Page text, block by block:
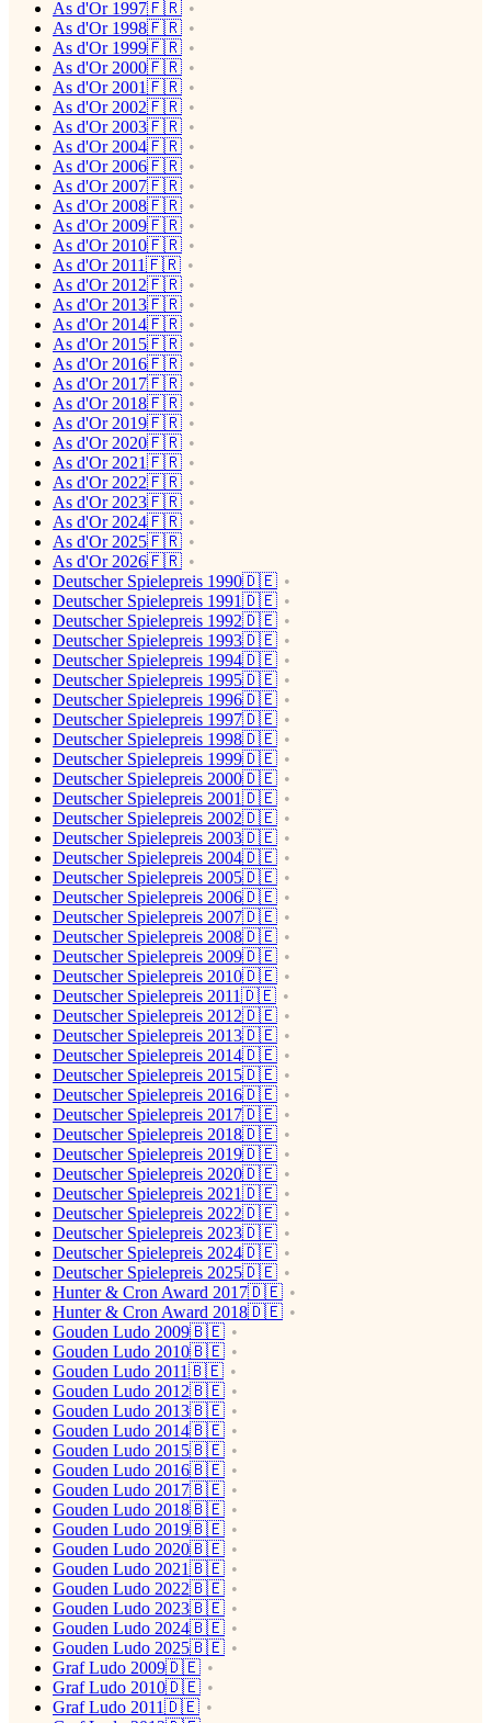
As d'Or 1997🇫🇷
As d'Or 1998🇫🇷
As d'Or 1999🇫🇷
As d'Or 2000🇫🇷
As d'Or 2001🇫🇷
As d'Or 2002🇫🇷
As d'Or 2003🇫🇷
As d'Or 2004🇫🇷
As d'Or 2006🇫🇷
As d'Or 2007🇫🇷
As d'Or 2008🇫🇷
As d'Or 2009🇫🇷
As d'Or 2010🇫🇷
As d'Or 2011🇫🇷
As d'Or 2012🇫🇷
As d'Or 2013🇫🇷
As d'Or 2014🇫🇷
As d'Or 2015🇫🇷
As d'Or 2016🇫🇷
As d'Or 2017🇫🇷
As d'Or 2018🇫🇷
As d'Or 2019🇫🇷
As d'Or 2020🇫🇷
As d'Or 2021🇫🇷
As d'Or 2022🇫🇷
As d'Or 2023🇫🇷
As d'Or 2024🇫🇷
As d'Or 2025🇫🇷
As d'Or 2026🇫🇷
Deutscher Spielepreis 1990🇩🇪
Deutscher Spielepreis 1991🇩🇪
Deutscher Spielepreis 1992🇩🇪
Deutscher Spielepreis 1993🇩🇪
Deutscher Spielepreis 1994🇩🇪
Deutscher Spielepreis 1995🇩🇪
Deutscher Spielepreis 1996🇩🇪
Deutscher Spielepreis 1997🇩🇪
Deutscher Spielepreis 1998🇩🇪
Deutscher Spielepreis 1999🇩🇪
Deutscher Spielepreis 2000🇩🇪
Deutscher Spielepreis 2001🇩🇪
Deutscher Spielepreis 2002🇩🇪
Deutscher Spielepreis 2003🇩🇪
Deutscher Spielepreis 2004🇩🇪
Deutscher Spielepreis 2005🇩🇪
Deutscher Spielepreis 2006🇩🇪
Deutscher Spielepreis 2007🇩🇪
Deutscher Spielepreis 2008🇩🇪
Deutscher Spielepreis 2009🇩🇪
Deutscher Spielepreis 2010🇩🇪
Deutscher Spielepreis 2011🇩🇪
Deutscher Spielepreis 2012🇩🇪
Deutscher Spielepreis 2013🇩🇪
Deutscher Spielepreis 2014🇩🇪
Deutscher Spielepreis 2015🇩🇪
Deutscher Spielepreis 2016🇩🇪
Deutscher Spielepreis 2017🇩🇪
Deutscher Spielepreis 2018🇩🇪
Deutscher Spielepreis 2019🇩🇪
Deutscher Spielepreis 2020🇩🇪
Deutscher Spielepreis 2021🇩🇪
Deutscher Spielepreis 2022🇩🇪
Deutscher Spielepreis 2023🇩🇪
Deutscher Spielepreis 2024🇩🇪
Deutscher Spielepreis 2025🇩🇪
Hunter & Cron Award 2017🇩🇪
Hunter & Cron Award 2018🇩🇪
Gouden Ludo 2009🇧🇪
Gouden Ludo 2010🇧🇪
Gouden Ludo 2011🇧🇪
Gouden Ludo 2012🇧🇪
Gouden Ludo 2013🇧🇪
Gouden Ludo 2014🇧🇪
Gouden Ludo 2015🇧🇪
Gouden Ludo 2016🇧🇪
Gouden Ludo 2017🇧🇪
Gouden Ludo 2018🇧🇪
Gouden Ludo 2019🇧🇪
Gouden Ludo 2020🇧🇪
Gouden Ludo 2021🇧🇪
Gouden Ludo 2022🇧🇪
Gouden Ludo 2023🇧🇪
Gouden Ludo 2024🇧🇪
Gouden Ludo 2025🇧🇪
Graf Ludo 2009🇩🇪
Graf Ludo 2010🇩🇪
Graf Ludo 2011🇩🇪